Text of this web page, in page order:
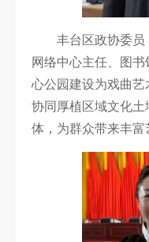
丰台区政协委员
网络中心主任、图
心公园建设为戏曲
协同厚植区域文化
体，为群众带来丰富